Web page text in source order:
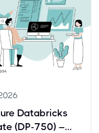
Databricks
(DP-750) –